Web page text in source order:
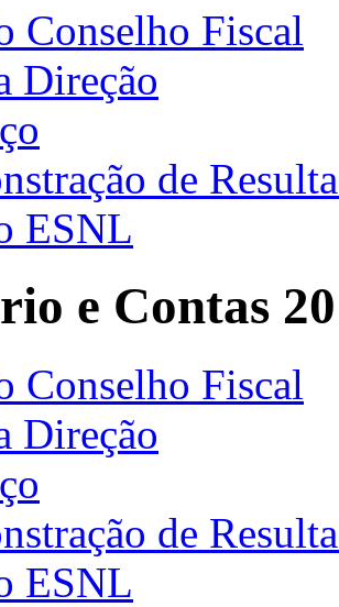
Conselho Fiscal
Direção
de
ESNL
e Contas
Conselho Fiscal
Direção
de
ESNL